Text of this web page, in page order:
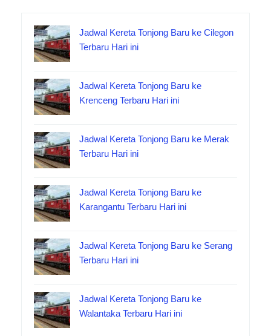
Jadwal Kereta Tonjong Baru ke Cilegon
Terbaru Hari ini
Jadwal Kereta Tonjong Baru ke
Krenceng Terbaru Hari ini
Jadwal Kereta Tonjong Baru ke Merak
Terbaru Hari ini
Jadwal Kereta Tonjong Baru ke
Karangantu Terbaru Hari ini
Jadwal Kereta Tonjong Baru ke Serang
Terbaru Hari ini
Jadwal Kereta Tonjong Baru ke
Walantaka Terbaru Hari ini